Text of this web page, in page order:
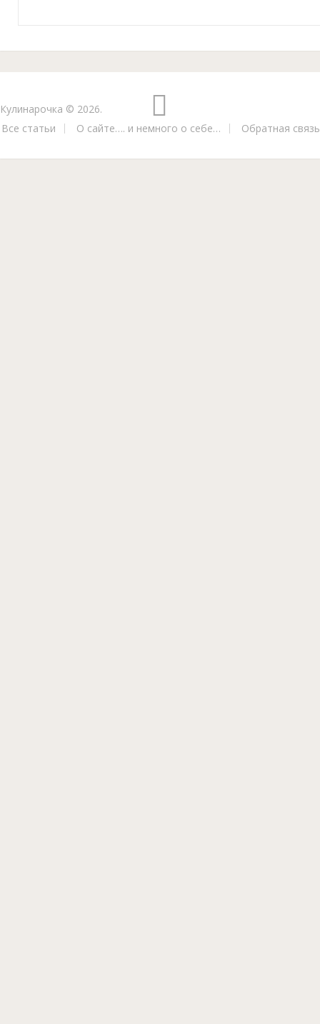
Кулинарочка © 2026.
Все статьи
О сайте…. и немного о себе… Обратная связь